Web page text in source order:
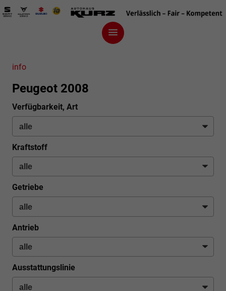
info
Peugeot 2008
Verfügbarkeit, Art
Kraftstoff
Getriebe
Antrieb
Ausstattungslinie